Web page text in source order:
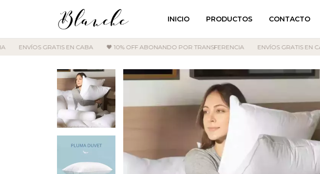
INICIO PRODUCTOS CONTACTO
ENVÍOS GRATIS EN CABA 🖤 10% OFF ABONANDO POR TRANSFERENCIA ENVÍOS GRATIS EN CABA